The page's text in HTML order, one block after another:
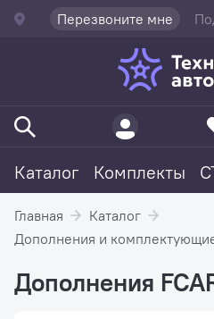
Перезвоните мне
Каталог Комплекты
Главная
Каталог
Дополнения и
Дополнения